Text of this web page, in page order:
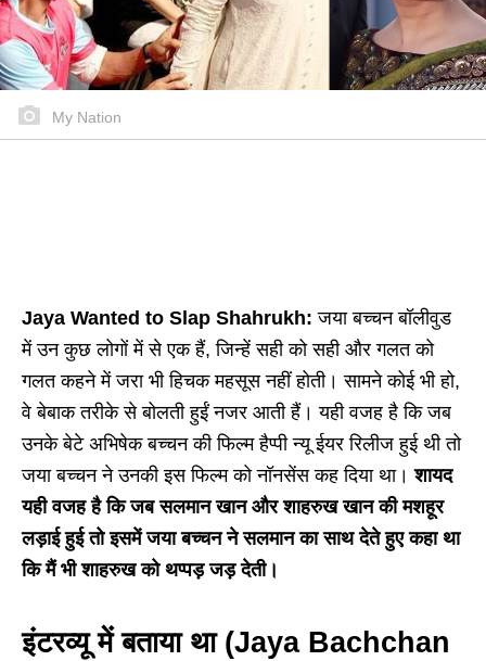
My Nation
Jaya Wanted to Slap Shahrukh:जया बच्चन बॉलीवुड
में उन कुछ लोगों में से एक हैं, जिन्हें सही को सही और गलत को
गलत कहने में जरा भी हिचक महसूस नहीं होती। सामने कोई भी हो,
वे बेबाक तरीके से बोलती हुईं नजर आती हैं। यही वजह है कि जब
उनके बेटे अभिषेक बच्चन की फिल्म हैप्पी न्यू ईयर रिलीज हुई थी तो
जया बच्चन ने उनकी इस फिल्म को नॉनसेंस कह दिया था। शायद
यही वजह है कि जब सलमान खान और शाहरुख खान की मशहूर
लड़ाई हुई तो इसमें जया बच्चन ने सलमान का साथ देते हुए कहा था
कि मैं भी शाहरुख को थप्पड़ जड़ देती।
इंटरव्यू में बताया था (Jaya Bachchan